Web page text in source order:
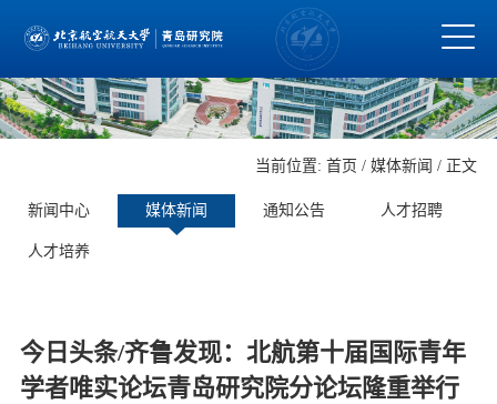
当前位置:首页 /媒体新闻 / 正文
新闻中心 媒体新闻 通知公告 人才招聘
人才培养
今日头条/齐鲁发现：北航第十届国际青年
学者唯实论坛青岛研究院分论坛隆重举行